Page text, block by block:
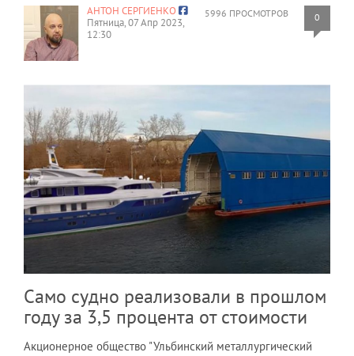
5996 ПРОСМОТРОВ 0
АНТОН СЕРГИЕНКО
Пятница, 07 Апр 2023,
12:30
Само судно реализовали в прошлом
году за 3,5 процента от стоимости
Акционерное общество "Ульбинский металлургический